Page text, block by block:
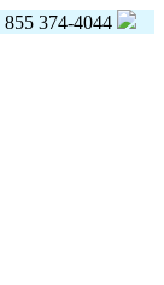
855 374-4044